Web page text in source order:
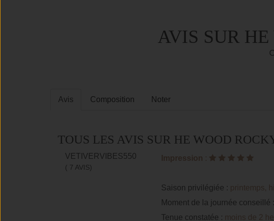
AVIS SUR
Avis Composition Noter
TOUS LES AVIS SUR HE WOOD
VETIVERVIBES550
( 7 AVIS)
Impression :
Saison privilégiée : printemps,
Moment de la journée conseillé :
Tenue constatée :
moins de 2